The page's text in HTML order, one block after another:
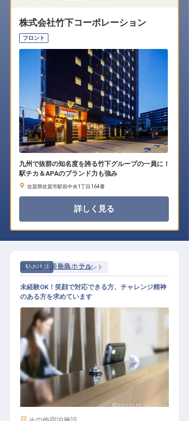
株式会社竹下コーポレーション
フロント
九州で抜群の知名度を誇る竹下グループの一員に！
駅チカ＆APAのブランド力も強み
佐賀県佐賀市駅前中央1丁目164番
詳しく見る
契約社員 宿泊 フロント
フロントスタッフ
琉球温泉 瀬長島ホテル
未経験OK！笑顔で対応できる方、チャレンジ精神
のある方を求めています
施設業態